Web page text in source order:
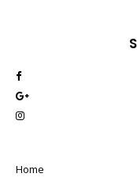
Home